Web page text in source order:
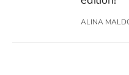
ALINA